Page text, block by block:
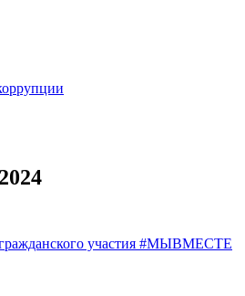
участия #МЫВМЕСТЕ